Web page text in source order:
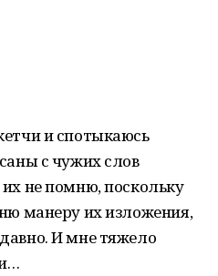
и спотыкаюсь
с чужих слов
не помню, поскольку
манеру их изложения,
И мне тяжело